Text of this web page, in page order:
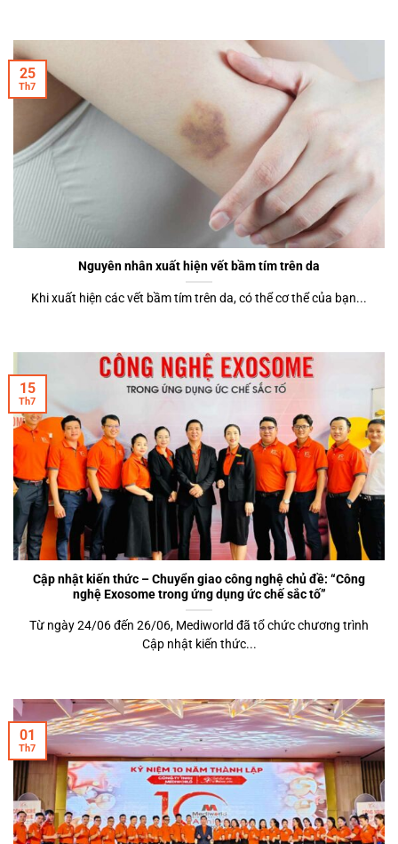
Nguyên nhân xuất hiện vết bầm tím trên da
Khi xuất hiện các vết bầm tím trên da, có thể cơ thể của bạn...
25
Th7
Cập nhật kiến thức – Chuyển giao công nghệ chủ đề: “Công
nghệ Exosome trong ứng dụng ức chế sắc tố”
Từ ngày 24/06 đến 26/06, Mediworld đã tổ chức chương trình
Cập nhật kiến thức...
15
Th7
01
Th7